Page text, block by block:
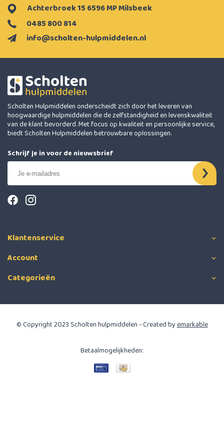
info@scholten-hulpmiddelen.nl
0485 800 814
Achterbroek 15 6596 MP Milsbeek
Scholten Hulpmiddelen onderscheidt zich door het leveren van
hoogwaardige hulpmiddelen die de zelfstandigheid en levenskwaliteit
van de klant bevorderd. Met focus op kwaliteit en persoonlijke service,
biedt Scholten Hulpmiddelen betrouwbare oplossingen.
Schrijf je in voor de nieuwsbrief
Klantenservice
Account
Categorieën
© Copyright 2023 Scholten hulpmiddelen - Created byemarkable
Betaalmogelijkheden: